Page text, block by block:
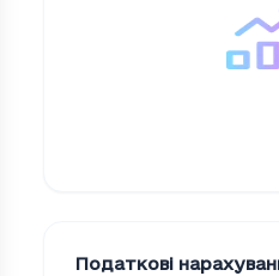
Податкові